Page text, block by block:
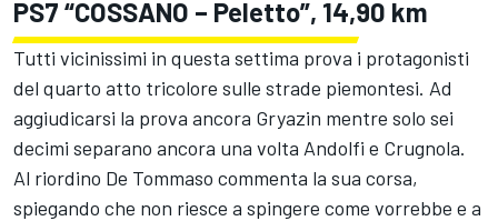
PS7 “COSSANO – Peletto”, 14,90 km
Tutti vicinissimi in questa settima prova i protagonisti
del quarto atto tricolore sulle strade piemontesi. Ad
aggiudicarsi la prova ancora Gryazin mentre solo sei
decimi separano ancora una volta Andolfi e Crugnola.
Al riordino De Tommaso commenta la sua corsa,
spiegando che non riesce a spingere come vorrebbe e a